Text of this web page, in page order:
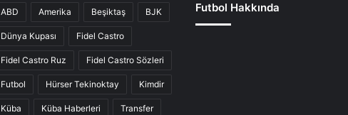
ABD Amerika Beşiktaş BJK
Dünya Kupası Fidel Castro
Fidel Castro Ruz Fidel Castro Sözleri
Futbol Hürser Tekinoktay Kimdir
Küba Küba Haberleri Transfer
Futbol Hakkında